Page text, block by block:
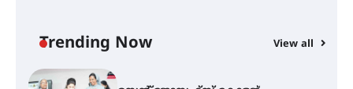
Trending Now View all
തുടക്കമായി